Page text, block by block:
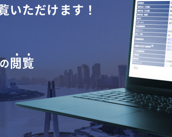
いただけます！
閲覧